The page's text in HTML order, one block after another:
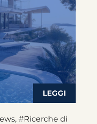
, #Ricerche di